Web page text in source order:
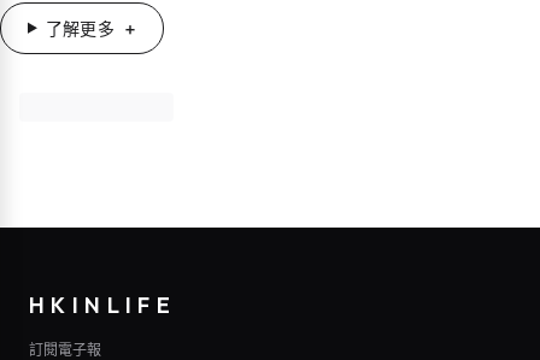
了解更多
HKINLIFE
訂閱電子報